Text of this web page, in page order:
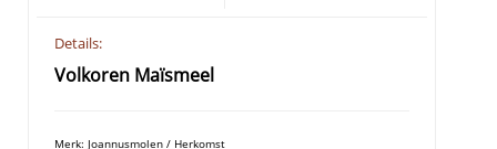
Details:
Volkoren Maïsmeel
Merk: Joannusmolen / Herkomst